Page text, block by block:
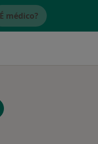
É médico?